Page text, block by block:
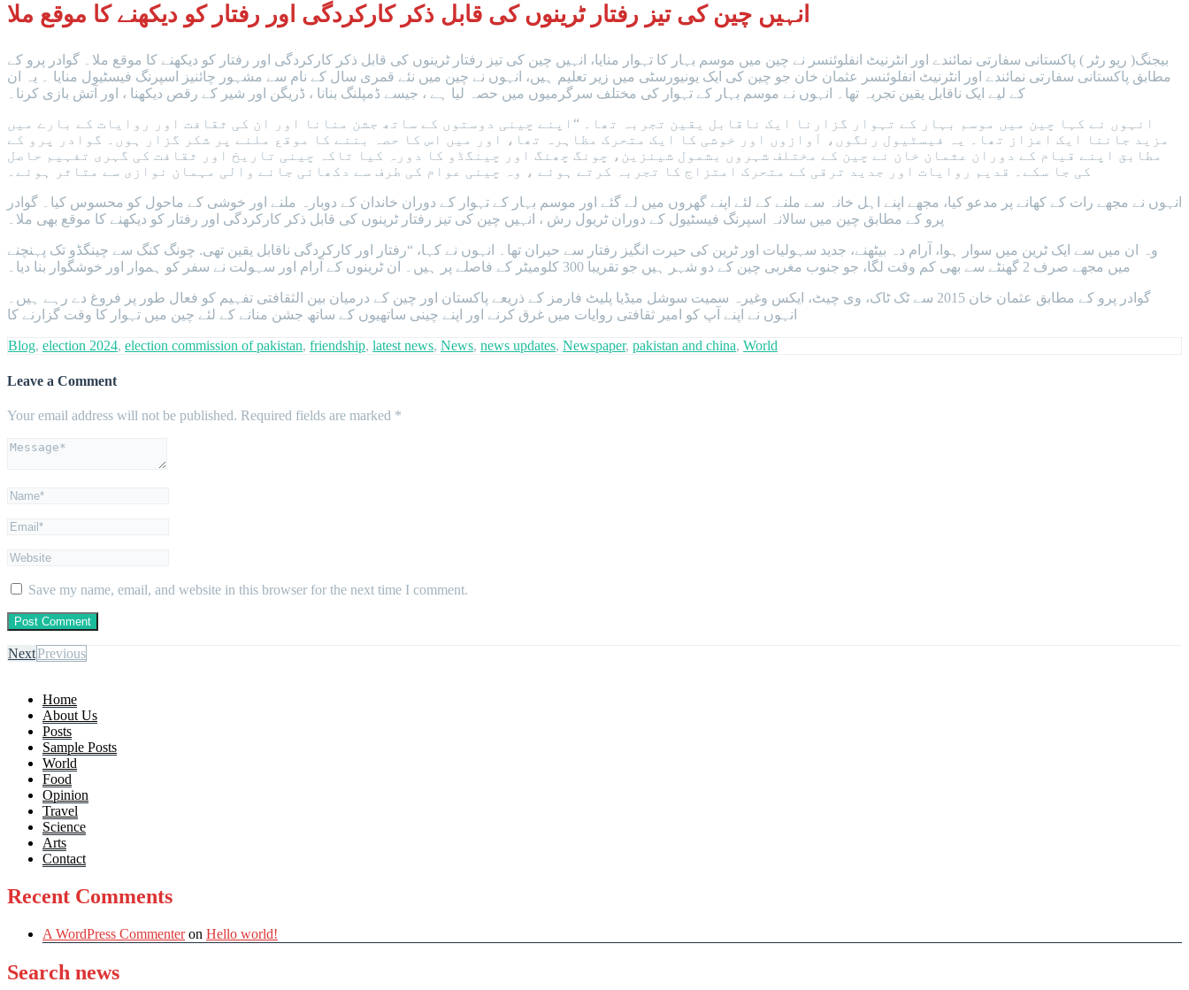
انہیں چین کی تیز رفتار ٹرینوں کی قابل ذکر کارکردگی اور رفتار کو دیکھنے کا موقع ملا
بیجنگ( رپو رٹر ) پاکستانی سفارتی نمائندے اور انٹرنیٹ انفلوئنسر نے چین میں موسم بہار کا تہوار منایا، انہیں چین کی تیز رفتار ٹرینوں کی قابل ذکر کارکردگی اور رفتار کو دیکھنے کا موقع ملا۔ گوادر پرو کے
مطابق پاکستانی سفارتی نمائندے اور انٹرنیٹ انفلوئنسر عثمان خان جو چین کی ایک یونیورسٹی میں زیر تعلیم ہیں، انہوں نے چین میں نئے قمری سال کے نام سے مشہور چائنیز اسپرنگ فیسٹیول منایا ۔ یہ ان
کے لیے ایک ناقابل یقین تجربہ تھا۔ انہوں نے موسم بہار کے تہوار کی مختلف سرگرمیوں میں حصہ لیا ہے ، جیسے ڈمپلنگ بنانا ، ڈریگن اور شیر کے رقص دیکھنا ، اور آتش بازی کرنا۔
انہوں نے کہا چین میں موسم بہار کے تہوار گزارنا ایک ناقابل یقین تجربہ تھا۔ “اپنے چینی دوستوں کے ساتھ جشن منانا اور ان کی ثقافت اور روایات کے بارے میں
مزید جاننا ایک اعزاز تھا۔ یہ فیسٹیول رنگوں، آوازوں اور خوشی کا ایک متحرک مظاہرہ تھا، اور میں اس کا حصہ بننے کا موقع ملنے پر شکر گزار ہوں۔ گوادر پرو کے
مطابق اپنے قیام کے دوران عثمان خان نے چین کے مختلف شہروں بشمول شینزین، چونگ چھنگ اور چینگڈو کا دورہ کیا تاکہ چینی تاریخ اور ثقافت کی گہری تفہیم حاصل
کی جا سکے۔ قدیم روایات اور جدید ترقی کے متحرک امتزاج کا تجربہ کرتے ہوئے ، وہ چینی عوام کی طرف سے دکھائی جانے والی مہمان نوازی سے متاثر ہوئے۔
انہوں نے مجھے رات کے کھانے پر مدعو کیا، مجھے اپنے اہل خانہ سے ملنے کے لئے اپنے گھروں میں لے گئے اور موسم بہار کے تہوار کے دوران خاندان کے دوبارہ ملنے اور خوشی کے ماحول کو محسوس کیا۔ گوادر
پرو کے مطابق چین میں سالانہ اسپرنگ فیسٹیول کے دوران ٹریول رش ، انہیں چین کی تیز رفتار ٹرینوں کی قابل ذکر کارکردگی اور رفتار کو دیکھنے کا موقع بھی ملا۔
وہ ان میں سے ایک ٹرین میں سوار ہوا، آرام دہ بیٹھنے، جدید سہولیات اور ٹرین کی حیرت انگیز رفتار سے حیران تھا۔ انہوں نے کہا، “رفتار اور کارکردگی ناقابل یقین تھی. چونگ کنگ سے چینگڈو تک پہنچنے
میں مجھے صرف 2 گھنٹے سے بھی کم وقت لگا، جو جنوب مغربی چین کے دو شہر ہیں جو تقریبا 300 کلومیٹر کے فاصلے پر ہیں۔ ان ٹرینوں کے آرام اور سہولت نے سفر کو ہموار اور خوشگوار بنا دیا۔
گوادر پرو کے مطابق عثمان خان 2015 سے ٹک ٹاک، وی چیٹ، ایکس وغیرہ سمیت سوشل میڈیا پلیٹ فارمز کے ذریعے پاکستان اور چین کے درمیان بین الثقافتی تفہیم کو فعال طور پر فروغ دے رہے ہیں۔
انہوں نے اپنے آپ کو امیر ثقافتی روایات میں غرق کرنے اور اپنے چینی ساتھیوں کے ساتھ جشن منانے کے لئے چین میں تہوار کا وقت گزارنے کا
Blog, election 2024, election commission of pakistan, friendship, latest news, News, news updates, Newspaper, pakistan and china, World
Leave a Comment
Your email address will not be published. Required fields are marked *
Save my name, email, and website in this browser for the next time I comment.
NextPrevious
Home
About Us
Posts
Sample Posts
World
Food
Opinion
Travel
Science
Arts
Contact
Recent Comments
A WordPress Commenteron Hello world!
Search news